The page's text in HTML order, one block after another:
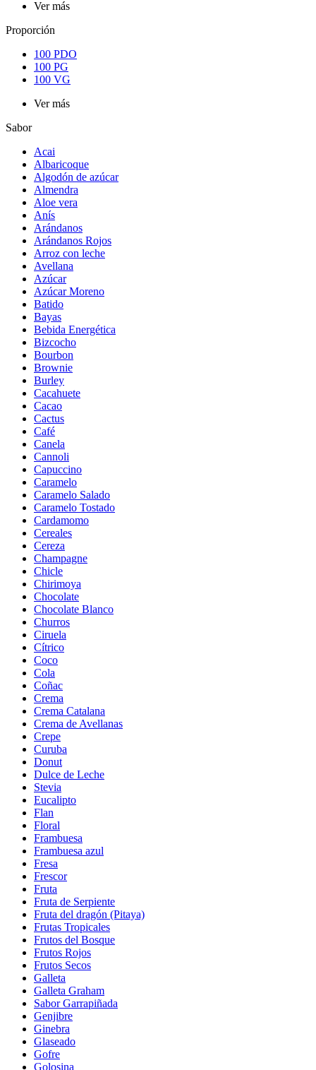
Ver más
Proporción
100 PDO
100 PG
100 VG
Ver más
Sabor
Acai
Albaricoque
Algodón de azúcar
Almendra
Aloe vera
Anís
Arándanos
Arándanos Rojos
Arroz con leche
Avellana
Azúcar
Azúcar Moreno
Batido
Bayas
Bebida Energética
Bizcocho
Bourbon
Brownie
Burley
Cacahuete
Cacao
Cactus
Café
Canela
Cannoli
Capuccino
Caramelo
Caramelo Salado
Caramelo Tostado
Cardamomo
Cereales
Cereza
Champagne
Chicle
Chirimoya
Chocolate
Chocolate Blanco
Churros
Ciruela
Cítrico
Coco
Cola
Coñac
Crema
Crema Catalana
Crema de Avellanas
Crepe
Curuba
Donut
Dulce de Leche
Stevia
Eucalipto
Flan
Floral
Frambuesa
Frambuesa azul
Fresa
Frescor
Fruta
Fruta de Serpiente
Fruta del dragón (Pitaya)
Frutas Tropicales
Frutos del Bosque
Frutos Rojos
Frutos Secos
Galleta
Galleta Graham
Sabor Garrapiñada
Genjibre
Ginebra
Glaseado
Gofre
Golosina